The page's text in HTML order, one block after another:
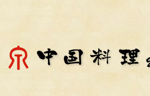
市にある
せ